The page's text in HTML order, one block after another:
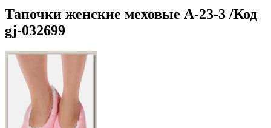
Тапочки женские меховые A-23-3 /Код
gj-032699